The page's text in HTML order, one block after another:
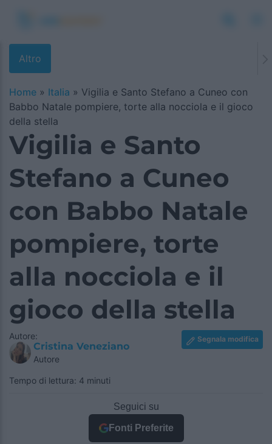
Altro
Home » Italia » Vigilia e Santo Stefano a Cuneo con
Babbo Natale pompiere, torte alla nocciola e il gioco
della stella
Vigilia e Santo
Stefano a Cuneo
con Babbo Natale
pompiere, torte
alla nocciola e il
gioco della stella
Autore:
Cristina Veneziano
Autore
Segnala modifica
Tempo di lettura: 4 minuti
Seguici su
Fonti Preferite